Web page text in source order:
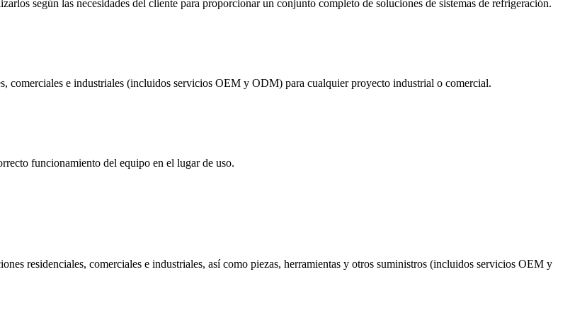
según las necesidades del cliente para proporcionar un conjunto completo de soluciones de sistemas de refrigeración.
comerciales e industriales (incluidos servicios OEM y ODM) para cualquier proyecto industrial o comercial.
funcionamiento del equipo en el lugar de uso.
residenciales, comerciales e industriales, así como piezas, herramientas y otros suministros (incluidos servicios OEM y